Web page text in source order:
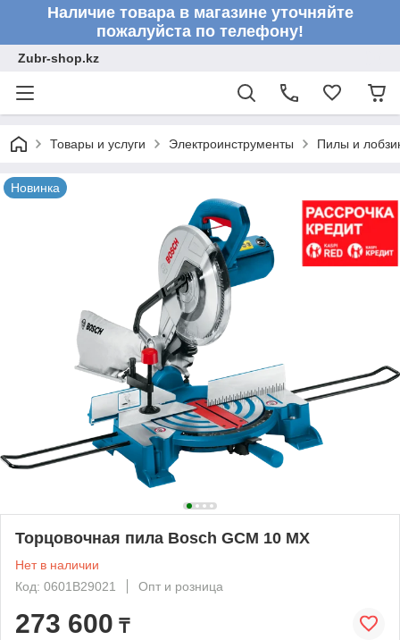
Наличие товара в магазине уточняйте
пожалуйста по телефону!
Zubr-shop.kz
Товары и услуги Электроинструменты Пилы и
Новинка
Торцовочная пила Bosch GCM 10 MX
Нет в наличии
Код: 0601B29021
Опт и розница
273 600 ₸